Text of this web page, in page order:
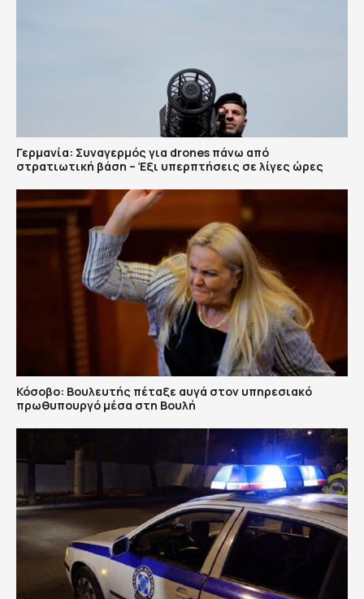
Γερμανία: Συναγερμός για drones πάνω από
στρατιωτική βάση – Έξι υπερπτήσεις σε λίγες ώρες
Κόσοβο: Βουλευτής πέταξε αυγά στον υπηρεσιακό
πρωθυπουργό μέσα στη Βουλή